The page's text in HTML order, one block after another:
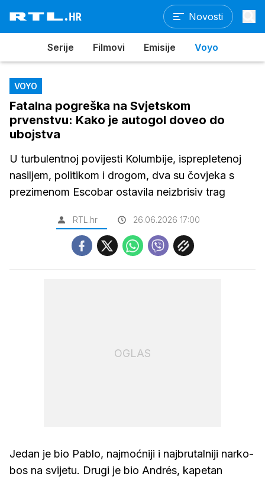
Novosti
Serije Filmovi Emisije Voyo
VOYO
Fatalna pogreška na Svjetskom
prvenstvu: Kako je autogol doveo do
ubojstva
U turbulentnoj povijesti Kolumbije, isprepletenoj
nasiljem, politikom i drogom, dva su čovjeka s
prezimenom Escobar ostavila neizbrisiv trag
RTL.hr 26.06.2026 17:00
OGLAS
Jedan je bio Pablo, najmoćniji i najbrutalniji narko-
bos na svijetu. Drugi je bio Andrés, kapetan